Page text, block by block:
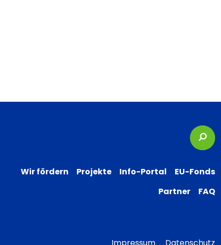
Wir fördern Projekte Info-Portal
EU-Fonds
Partner
FAQ